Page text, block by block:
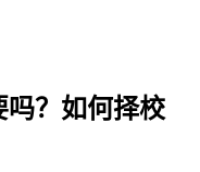
吗？如何择校